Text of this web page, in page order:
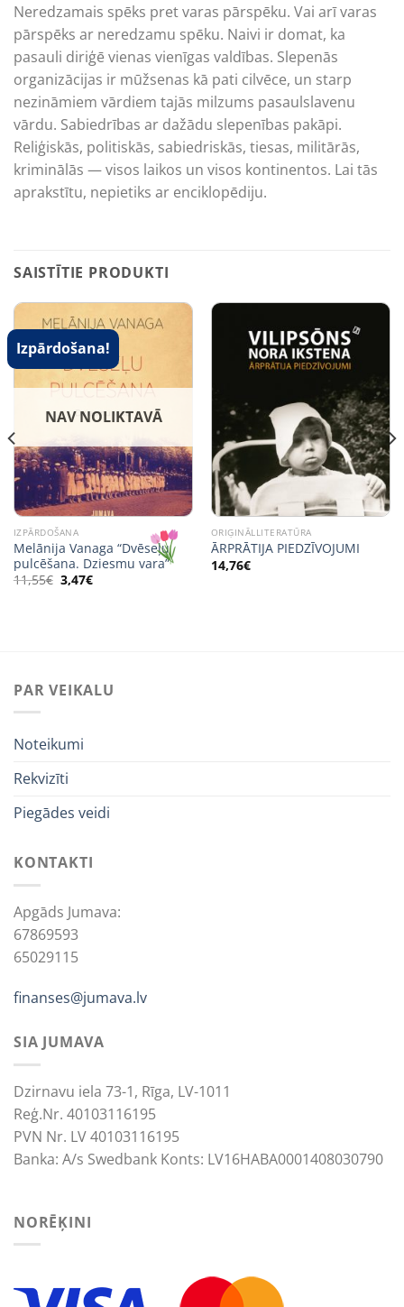
Neredzamais spēks pret varas pārspēku. Vai arī varas
pārspēks ar neredzamu spēku. Naivi ir domat, ka
pasauli ­diriģē ­vienas vienīgas valdības. Slepenās
organizācijas ir mūžsenas kā pati cilvēce, un starp
nezināmiem vārdiem ­tajās milzums ­pasaulslavenu
vārdu. Sabiedrības ar dažādu slepenības pakāpi.
Reliģiskās, politiskās, sabiedriskās, tiesas, militārās,
kriminālās — visos laikos un visos kontinentos. Lai tās
aprakstītu, ­nepietiks ar enciklopēdiju.
SAISTĪTIE PRODUKTI
Izpārdošana!
NAV NOLIKTAVĀ
IZPĀRDOŠANA
Melānija Vanaga “Dvēseļu
pulcēšana. Dziesmu vara”
11,55€ Original
price
3,47€Current
price
ORIĢINĀLLITERATŪRA
ĀRPRĀTIJA PIEDZĪVOJUMI
14,76€
PAR VEIKALU
Noteikumi
Rekvizīti
Piegādes veidi
KONTAKTI
Apgāds Jumava:
67869593
65029115
finanses@jumava.lv
SIA JUMAVA
Dzirnavu iela 73-1, Rīga, LV-1011
Reģ.Nr. 40103116195
PVN Nr. LV 40103116195
Banka: A/s Swedbank Konts: LV16HABA0001408030790
NORĒĶINI